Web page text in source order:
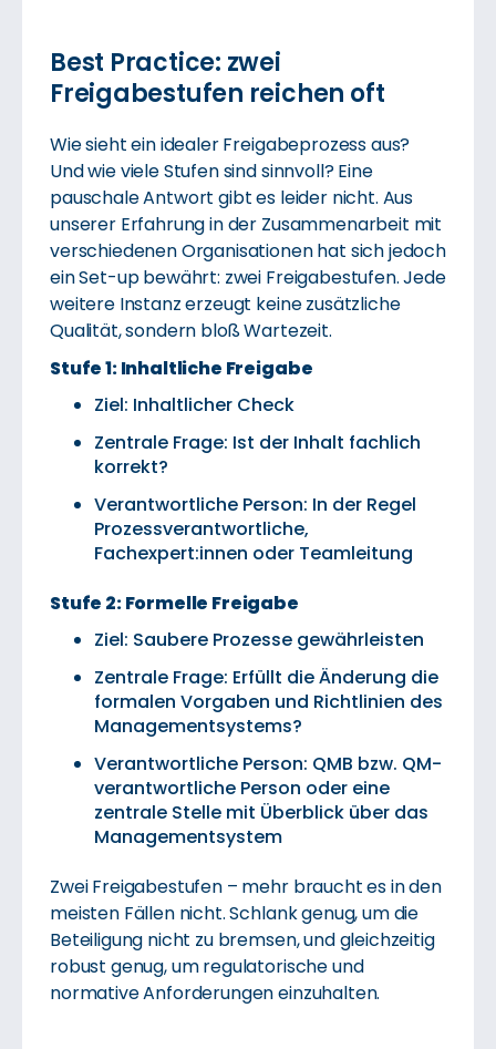
Best Practice: zwei
Freigabestufen reichen oft
Wie sieht ein idealer Freigabeprozess aus?
Und wie viele Stufen sind sinnvoll? Eine
pauschale Antwort gibt es leider nicht. Aus
unserer Erfahrung in der Zusammenarbeit mit
verschiedenen Organisationen hat sich jedoch
ein Set-up bewährt: zwei Freigabestufen. Jede
weitere Instanz erzeugt keine zusätzliche
Qualität, sondern bloß Wartezeit.
Stufe 1: Inhaltliche Freigabe
Ziel: Inhaltlicher Check
Zentrale Frage: Ist der Inhalt fachlich
korrekt?
Verantwortliche Person: In der Regel
Prozessverantwortliche,
Fachexpert:innen oder Teamleitung
Stufe 2: Formelle Freigabe
Ziel: Saubere Prozesse gewährleisten
Zentrale Frage: Erfüllt die Änderung die
formalen Vorgaben und Richtlinien des
Managementsystems?
Verantwortliche Person: QMB bzw. QM-
verantwortliche Person oder eine
zentrale Stelle mit Überblick über das
Managementsystem
Zwei Freigabestufen – mehr braucht es in den
meisten Fällen nicht. Schlank genug, um die
Beteiligung nicht zu bremsen, und gleichzeitig
robust genug, um regulatorische und
normative Anforderungen einzuhalten.